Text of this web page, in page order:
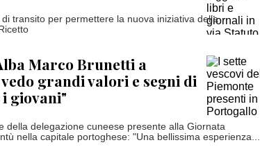
di transito per permettere la nuova iniziativa della
Marco Brunetti a
grandi valori e segni di
giovani"
della delegazione cuneese presente alla Giornata
nella capitale portoghese: "Una bellissima esperienza...